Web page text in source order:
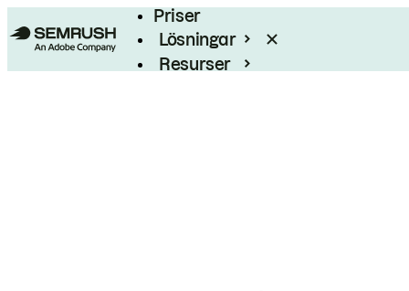
Priser
Lösningar
Resurser